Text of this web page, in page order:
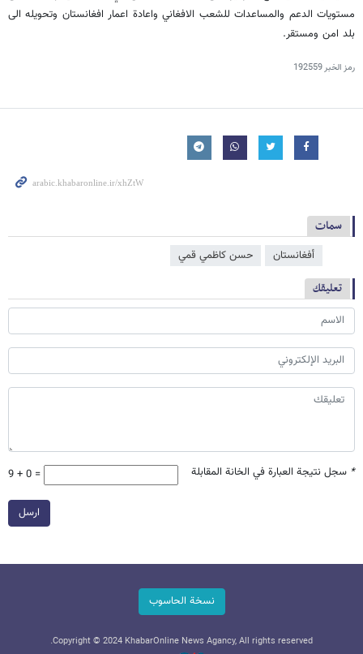
مستويات الدعم والمساعدات للشعب الافغاني واعادة اعمار افغانستان وتحويله الى
بلد امن ومستقر.
رمز الخبر192559
سمات
أفغانستان حسن كاظمي قمي
تعليقك
* سجل نتيجة العبارة في الخانة المقابلة 9 + 0 =
ارسل
نسخة الحاسوب
Copyright © 2024 KhabarOnline News Agancy, All rights reserved.